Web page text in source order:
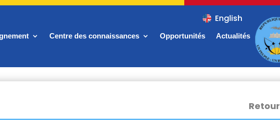
Centre des connaissances Opportunités Actualités
English
Retour